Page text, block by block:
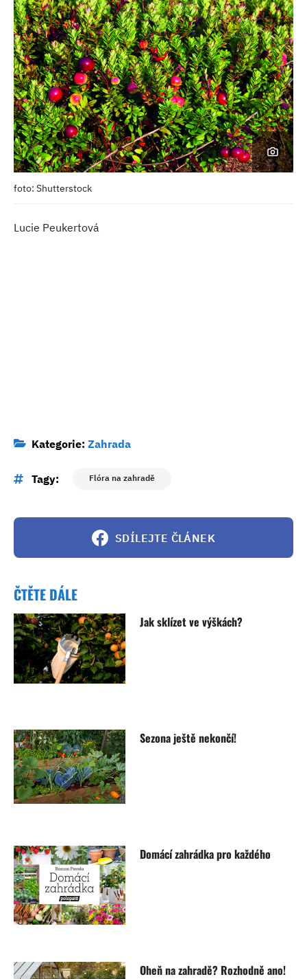
foto: Shutterstock
Lucie Peukertová
Kategorie: Zahrada
Tagy: Flóra na zahradě
SDÍLEJTE ČLÁNEK
ČTĚTE DÁLE
Jak sklízet ve výškách?
Sezona ještě nekončí!
Domácí zahrádka pro každého
Oheň na zahradě? Rozhodně ano!